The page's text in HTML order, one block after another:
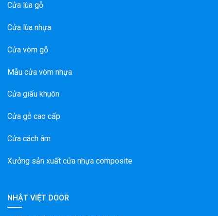
Cửa lùa gỗ
Cửa lùa nhựa
Cửa vòm gỗ
Mẫu cửa vòm nhựa
Cửa giấu khuôn
Cửa gỗ cao cấp
Cửa cách âm
Xưởng sản xuất cửa nhựa composite
NHẬT VIỆT DOOR